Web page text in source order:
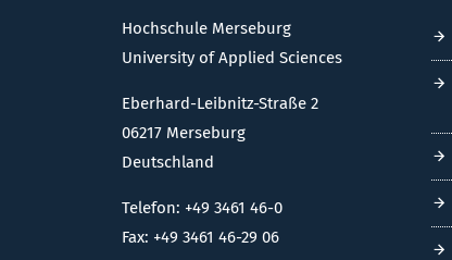
Hochschule Merseburg
University of Applied Sciences
Eberhard-Leibnitz-Straße 2
06217 Merseburg
Deutschland
Telefon: +49 3461 46-0
Fax: +49 3461 46-29 06